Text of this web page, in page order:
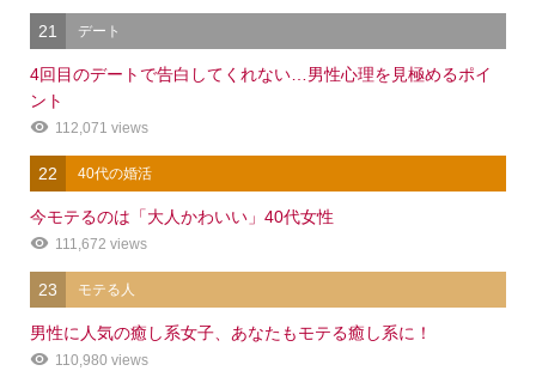
21 デート
4回目のデートで告白してくれない…男性心理を見極めるポイ
ント
112,071 views
22 40代の婚活
今モテるのは「大人かわいい」40代女性
111,672 views
23 モテる人
男性に人気の癒し系女子、あなたもモテる癒し系に！
110,980 views